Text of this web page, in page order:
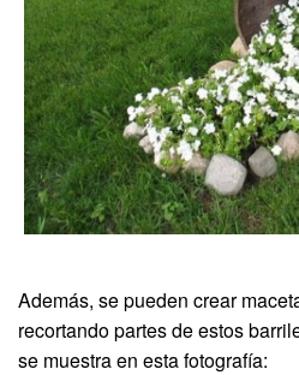
Además, se pueden crear
recortando partes de estos
se muestra en esta fotografía: